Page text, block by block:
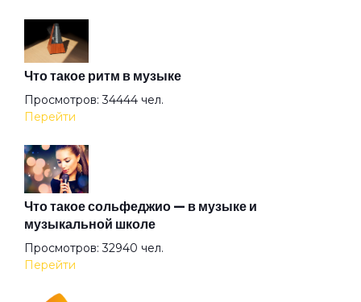
Гуляй мужик
Девушка
Девушкам
Демобилизация
Что такое ритм в музыке
Просмотров: 34444 чел.
Перейти
Что такое сольфеджио — в музыке и
музыкальной школе
Просмотров: 32940 чел.
Перейти